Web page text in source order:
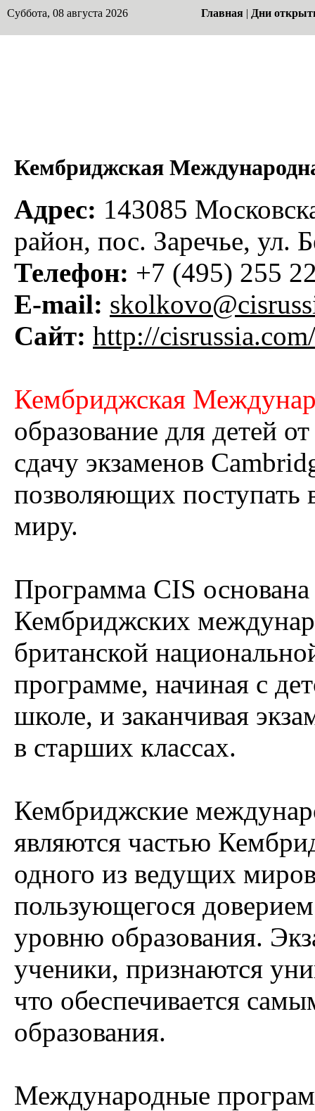
Суббота, 08 августа 2026 Главная | Дни
Кембриджская
Адрес: 143085
район, пос. Заречье, ул.
Телефон: +7 (495) 255
E-mail:
Сайт: http://cisrussia.com/
Кембриджская
образование для детей
сдачу экзаменов
позволяющих поступать
миру.
Программа CIS
Кембриджских
британской
программе, начиная с
школе, и заканчивая
в старших классах.
Кембриджские
являются частью
одного из ведущих
пользующегося
уровню образования.
ученики, признаются
что обеспечивается
образования.
Международные